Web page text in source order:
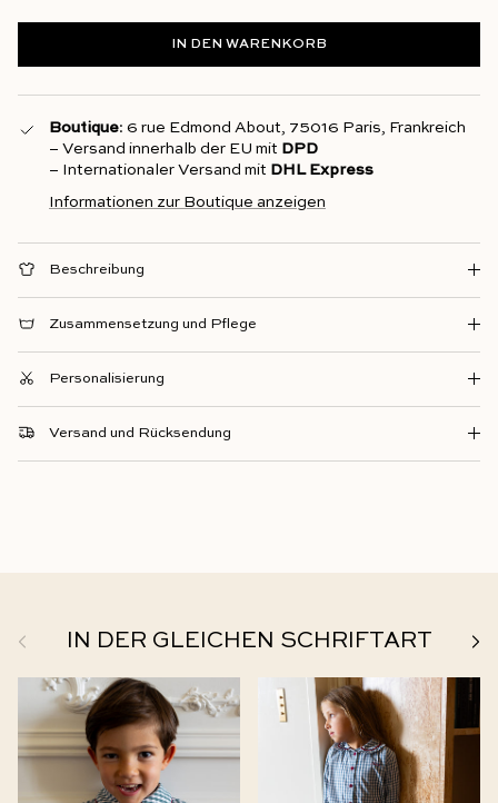
IN DEN WARENKORB
Boutique: 6 rue Edmond About, 75016 Paris, Frankreich
– Versand innerhalb der EU mit DPD
– Internationaler Versand mit DHL Express
Informationen zur Boutique anzeigen
Beschreibung
Zusammensetzung und Pflege
Personalisierung
Versand und Rücksendung
Zurück IN DER GLEICHEN SCHRIFTART